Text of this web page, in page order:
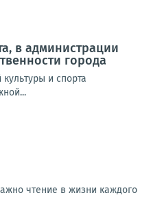
в администрации
города
и спорта
чтение в жизни каждого